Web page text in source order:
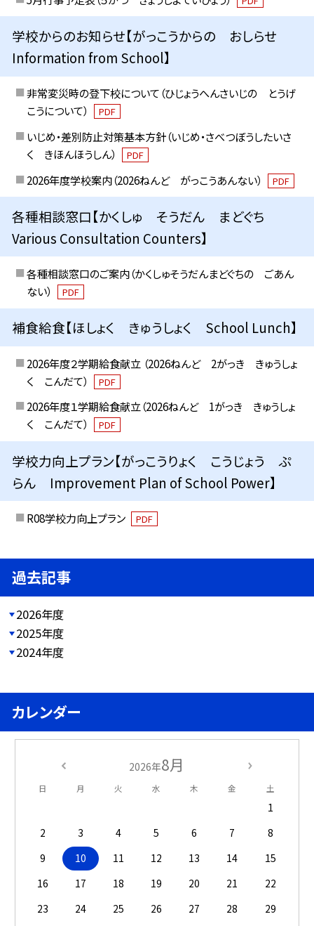
学校からのお知らせ【がっこうからの おしらせ
Information from School】
非常変災時の登下校について（ひじょうへんさいじの とうげ
こうについて）
PDF
いじめ・差別防止対策基本方針（いじめ・さべつぼうしたいさ
く きほんほうしん）
PDF
2026年度学校案内（2026ねんど がっこうあんない） PDF
各種相談窓口【かくしゅ そうだん まどぐち
Various Consultation Counters】
各種相談窓口のご案内（かくしゅそうだんまどぐちの ごあん
ない）
PDF
補食給食【ほしょく きゅうしょく School Lunch】
2026年度２学期給食献立 （2026ねんど 2がっき きゅうしょ
く こんだて）
PDF
2026年度１学期給食献立（2026ねんど 1がっき きゅうしょ
く こんだて）
PDF
学校力向上プラン【がっこうりょく こうじょう ぷ
らん Improvement Plan of School Power】
R08学校力向上プラン PDF
過去記事
2026年度
2025年度
2024年度
カレンダー
2026年8月
日 月 火 水 木 金 土
1
2
3 4 5 6 7
8
9
10 11 12 13 14
15
16
17 18 19 20 21
22
23
24 25 26 27 28
29